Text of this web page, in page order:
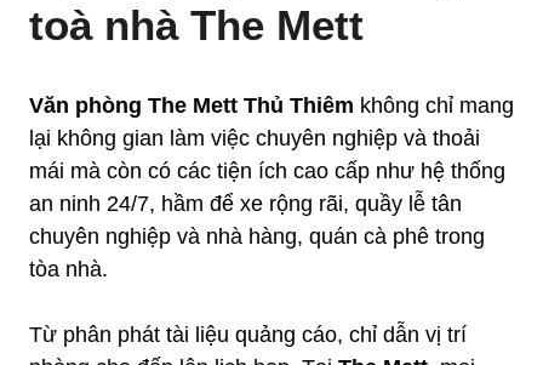
toà nhà The Mett
Văn phòng The Mett Thủ Thiêm không chỉ mang
lại không gian làm việc chuyên nghiệp và thoải
mái mà còn có các tiện ích cao cấp như hệ thống
an ninh 24/7, hầm để xe rộng rãi, quầy lễ tân
chuyên nghiệp và nhà hàng, quán cà phê trong
tòa nhà.
Từ phân phát tài liệu quảng cáo, chỉ dẫn vị trí